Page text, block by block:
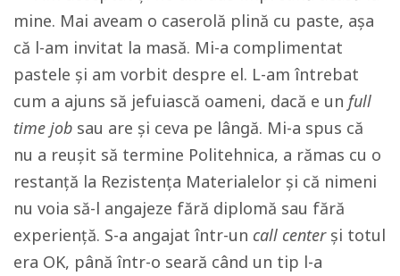
mine. Mai aveam o caserolă plină cu paste, așa
că l-am invitat la masă. Mi-a complimentat
pastele și am vorbit despre el. L-am întrebat
cum a ajuns să jefuiască oameni, dacă e un full
time job sau are și ceva pe lângă. Mi-a spus că
nu a reușit să termine Politehnica, a rămas cu o
restanță la Rezistența Materialelor și că nimeni
nu voia să-l angajeze fără diplomă sau fără
experiență. S-a angajat într-un call centerși totul
era OK, până într-o seară când un tip l-a